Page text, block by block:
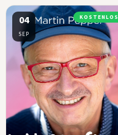
04
SEP
KOSTENLOS